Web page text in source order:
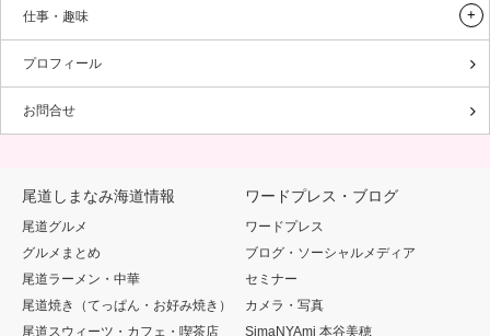
仕事・趣味
プロフィール
お問合せ
尾道しまなみ海道情報
尾道グルメ
グルメまとめ
尾道ラーメン・中華
尾道焼き（てっぱん・お好み焼き）
尾道スウィーツ・カフェ・喫茶店
ワードプレス・ブログ
ワードプレス
ブログ・ソーシャルメディア
セミナー
カメラ・写真
SimaNYAmi 本谷美穂